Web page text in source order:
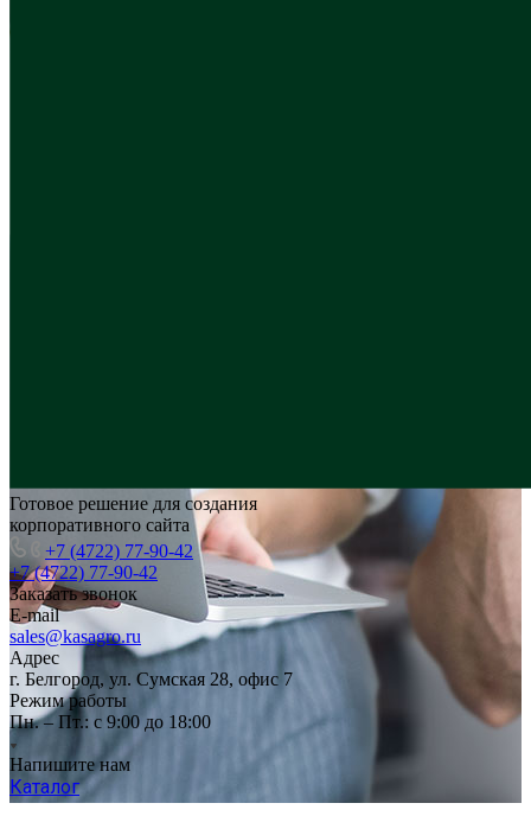
Готовое решение для создания
корпоративного сайта
+7 (4722) 77-90-42
+7 (4722) 77-90-42
Заказать звонок
E-mail
sales@kasagro.ru
Адрес
г. Белгород, ул. Сумская 28, офис 7
Режим работы
Пн. – Пт.: с 9:00 до 18:00
Напишите нам
Каталог